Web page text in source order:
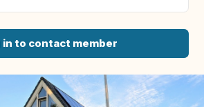
in to contact member